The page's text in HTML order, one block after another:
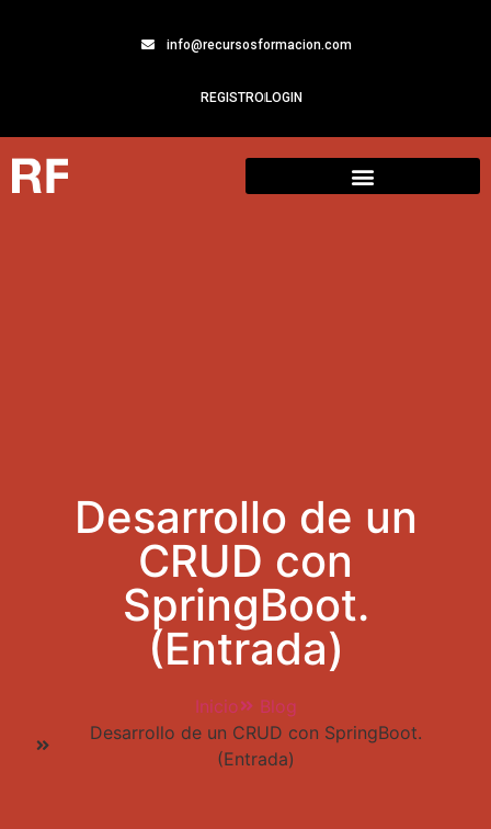
info@recursosformacion.com
REGISTROLOGIN
Desarrollo de un
CRUD con
SpringBoot.
(Entrada)
Inicio
Blog
Desarrollo de un CRUD con SpringBoot.
(Entrada)